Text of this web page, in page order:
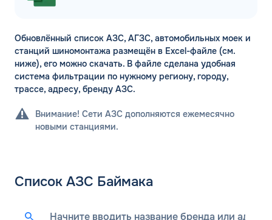
Обновлённый список АЗС, АГЗС, автомобильных моек и
станций шиномонтажа размещён в Excel-файле (см.
ниже), его можно скачать. В файле сделана удобная
система фильтрации по нужному региону, городу,
трассе, адресу, бренду АЗС.
Внимание! Сети АЗС дополняются ежемесячно
новыми станциями.
Список АЗС Баймака